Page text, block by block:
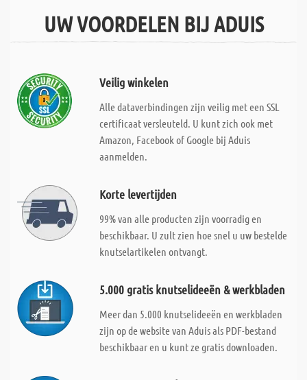
UW VOORDELEN BIJ ADUIS
Veilig winkelen
Alle dataverbindingen zijn veilig met een SSL
certificaat versleuteld. U kunt zich ook met
Amazon, Facebook of Google bij Aduis
aanmelden.
Korte levertijden
99% van alle producten zijn voorradig en
beschikbaar. U zult zien hoe snel u uw bestelde
knutselartikelen ontvangt.
5.000 gratis knutselideeën & werkbladen
Meer dan 5.000 knutselideeën en werkbladen
zijn op de website van Aduis als PDF-bestand
beschikbaar en u kunt ze gratis downloaden.